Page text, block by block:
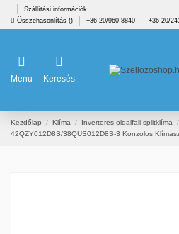
Szállítási információk
Összehasonlítás () +36-20/960-8840 +36-20/
Menu Keresés
Kezdőlap Klíma Inverteres oldalfali splitklíma
42QZY012D8S/38QUS012D8S-3 Konzolos